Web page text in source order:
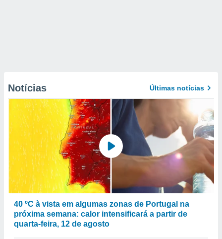
Notícias Últimas notícias
40 ºC à vista em algumas zonas de Portugal na
próxima semana: calor intensificará a partir de
quarta-feira, 12 de agosto